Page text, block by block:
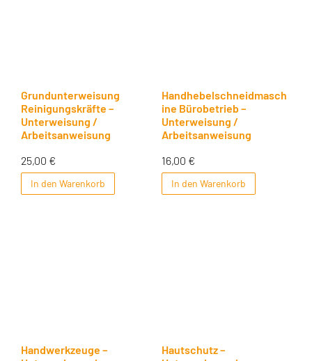
Grundunterweisung
Reinigungskräfte –
Unterweisung /
Arbeitsanweisung
25,00 €
In den Warenkorb
Handhebelschneidmasch
ine Bürobetrieb –
Unterweisung /
Arbeitsanweisung
16,00 €
In den Warenkorb
Handwerkzeuge –
Hautschutz –